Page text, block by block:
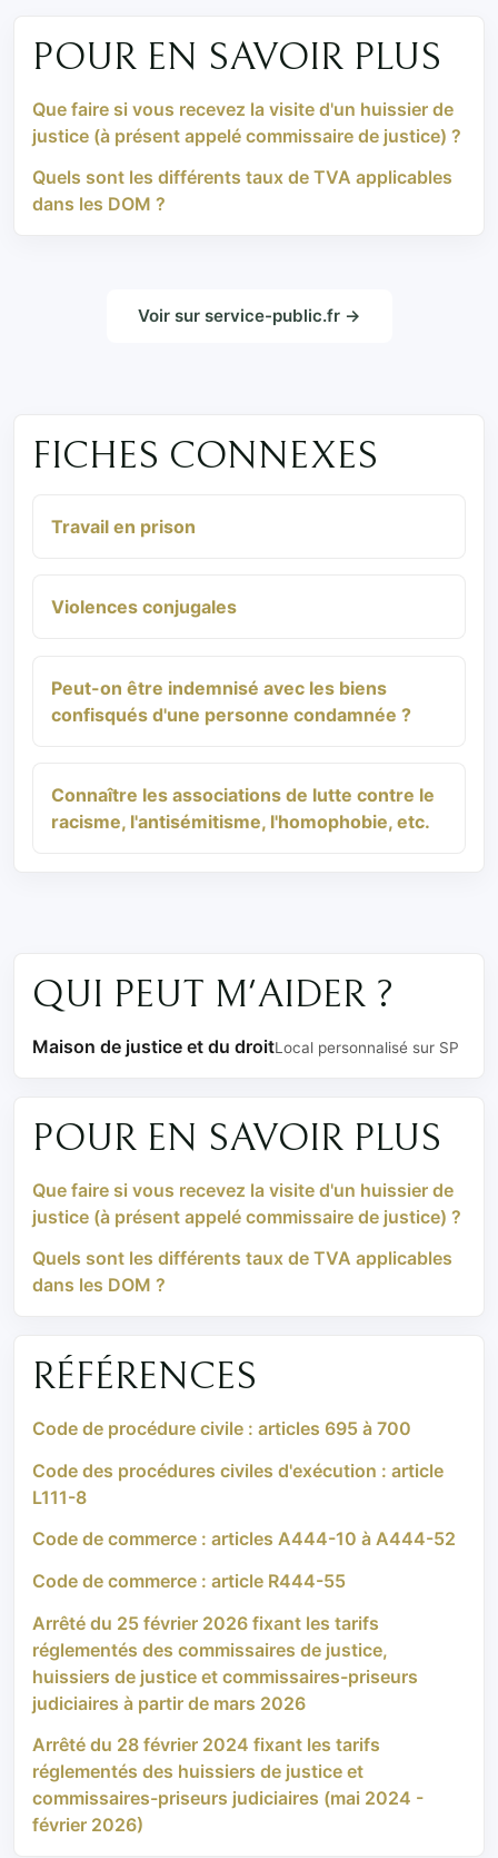
POUR EN SAVOIR PLUS
Que faire si vous recevez la visite d'un huissier de
justice (à présent appelé commissaire de justice) ?
Quels sont les différents taux de TVA applicables
dans les DOM ?
Voir sur service-public.fr →
FICHES CONNEXES
Travail en prison
Violences conjugales
Peut-on être indemnisé avec les biens
confisqués d'une personne condamnée ?
Connaître les associations de lutte contre le
racisme, l'antisémitisme, l'homophobie, etc.
QUI PEUT M'AIDER ?
Maison de justice et du droitLocal personnalisé sur SP
POUR EN SAVOIR PLUS
Que faire si vous recevez la visite d'un huissier de
justice (à présent appelé commissaire de justice) ?
Quels sont les différents taux de TVA applicables
dans les DOM ?
RÉFÉRENCES
Code de procédure civile : articles 695 à 700
Code des procédures civiles d'exécution : article
L111-8
Code de commerce : articles A444-10 à A444-52
Code de commerce : article R444-55
Arrêté du 25 février 2026 fixant les tarifs
réglementés des commissaires de justice,
huissiers de justice et commissaires-priseurs
judiciaires à partir de mars 2026
Arrêté du 28 février 2024 fixant les tarifs
réglementés des huissiers de justice et
commissaires-priseurs judiciaires (mai 2024 -
février 2026)